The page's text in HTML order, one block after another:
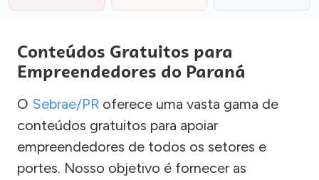
Conteúdos Gratuitos para
Empreendedores do Paraná
O Sebrae/PR oferece uma vasta gama de
conteúdos gratuitos para apoiar
empreendedores de todos os setores e
portes. Nosso objetivo é fornecer as